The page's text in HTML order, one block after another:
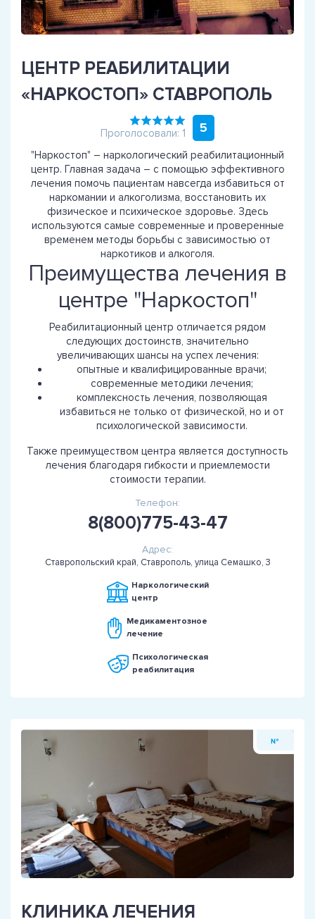
ЦЕНТР РЕАБИЛИТАЦИИ
«НАРКОСТОП» СТАВРОПОЛЬ
Проголосовали: 1 5
"Наркостоп" – наркологический реабилитационный
центр. Главная задача – с помощью эффективного
лечения помочь пациентам навсегда избавиться от
наркомании и алкоголизма, восстановить их
физическое и психическое здоровье. Здесь
используются самые современные и проверенные
временем методы борьбы с зависимостью от
наркотиков и алкоголя.
Преимущества лечения в
центре "Наркостоп"
Реабилитационный центр отличается рядом
следующих достоинств, значительно
увеличивающих шансы на успех лечения:
опытные и квалифицированные врачи;
современные методики лечения;
комплексность лечения, позволяющая
избавиться не только от физической, но и от
психологической зависимости.
Также преимуществом центра является доступность
лечения благодаря гибкости и приемлемости
стоимости терапии.
Телефон:
8(800)775-43-47
Адрес:
Ставропольский край, Ставрополь, улица Семашко, 3
Наркологический
центр
Медикаментозное
лечение
Психологическая
реабилитация
№
КЛИНИКА ЛЕЧЕНИЯ